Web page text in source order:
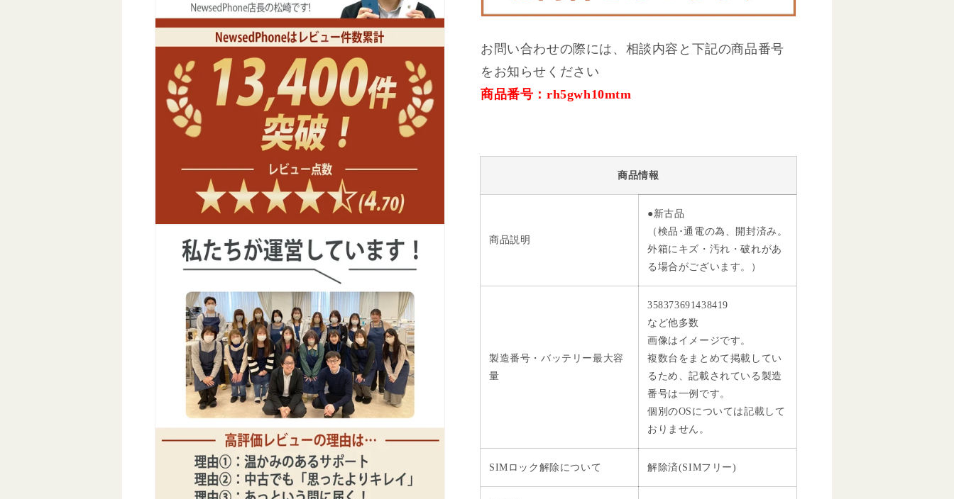
数
を
減
数
を
増
お問い合わせの際には、相談内容と下記の商品番号
をお知らせください
商品番号：rh5gwh10mtm
商品情報
商品説明
●新古品
（検品･通電の為、開封済み。
外箱にキズ・汚れ・破れがあ
る場合がございます。）
製造番号・バッテリー最大容
量
358373691438419
など他多数
画像はイメージです。
複数台をまとめて掲載してい
るため、記載されている製造
番号は一例です。
個別のOSについては記載して
おりません。
SIMロック解除について 解除済(SIMフリー)